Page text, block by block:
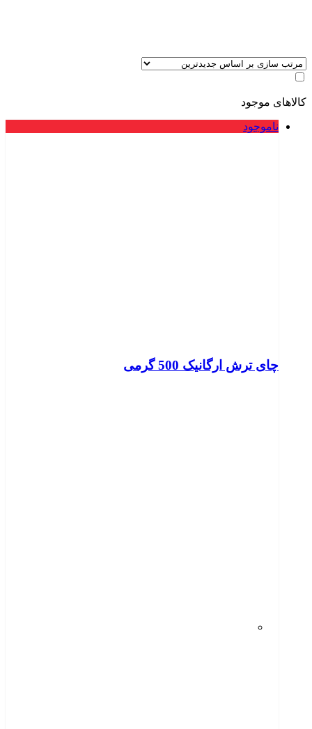
کالاهای موجود
ناموجود
چای ترش ارگانیک 500 گرمی